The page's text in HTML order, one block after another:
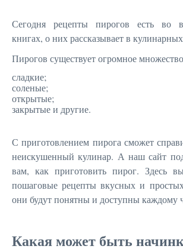
Сегодня рецепты пирогов есть во
книгах, о них рассказывает в
Пирогов существует огромное
сладкие;
соленые;
открытые;
закрытые и другие.
С приготовлением пирога сможет
неискушенный кулинар. А наш сайт
вам, как приготовить пирог. Здесь
пошаговые рецепты вкусных и
они будут понятны и доступны каждому
Какая может быть